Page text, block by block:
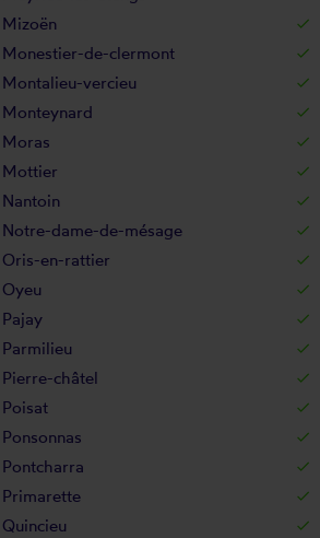
Mizoën
Monestier-de-clermont
Montalieu-vercieu
Monteynard
Moras
Mottier
Nantoin
Notre-dame-de-mésage
Oris-en-rattier
Oyeu
Pajay
Parmilieu
Pierre-châtel
Poisat
Ponsonnas
Pontcharra
Primarette
Quincieu